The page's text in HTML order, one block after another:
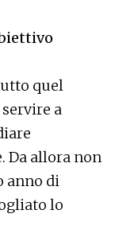
quel
a
Da allora non
anno di
lo